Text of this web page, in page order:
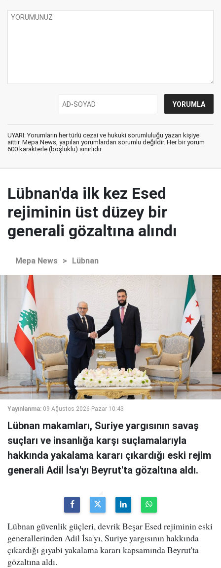
UYARI: Yorumların her türlü cezai ve hukuki sorumluluğu yazan kişiye
aittir. Mepa News, yapılan yorumlardan sorumlu değildir. Her bir yorum
600 karakterle (boşluklu) sınırlıdır.
Lübnan'da ilk kez Esed
rejiminin üst düzey bir
generali gözaltına alındı
Mepa News > Lübnan
Yayınlanma: 09 Ağustos 2026 Pazar 10:43
Lübnan makamları, Suriye yargısının savaş
suçları ve insanlığa karşı suçlamalarıyla
hakkında yakalama kararı çıkardığı eski rejim
generali Adil İsa'yı Beyrut'ta gözaltına aldı.
Lübnan güvenlik güçleri, devrik Beşar Esed rejiminin eski
generallerinden Adil İsa'yı, Suriye yargısının hakkında
çıkardığı gıyabi yakalama kararı kapsamında Beyrut'ta
gözaltına aldı.